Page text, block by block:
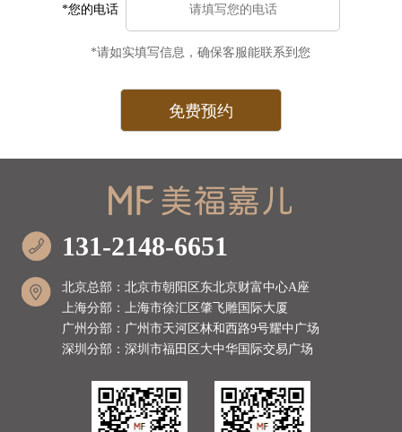
*您的电话
*请如实填写信息，确保客服能联系到您
131-2148-6651
北京总部：北京市朝阳区东北京财富中心A座
上海分部：上海市徐汇区肇飞雕国际大厦
广州分部：广州市天河区林和西路9号耀中广场
深圳分部：深圳市福田区大中华国际交易广场